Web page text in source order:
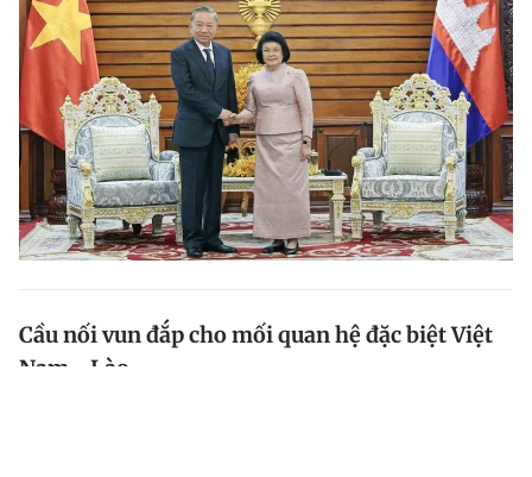
Cầu nối vun đắp cho mối quan hệ đặc biệt Việt
Nam - Lào